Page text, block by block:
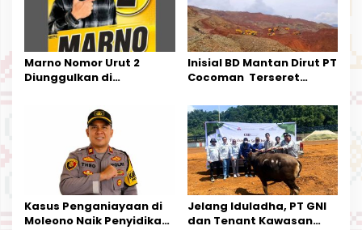
s
Marno Nomor Urut 2
Diunggulkan di
Kesederhanaannya Jadi
Harapan Warga
Inisial BD Mantan Dirut PT
Cocoman Terseret
Tata Kelola Tambang
Kalimantan Barat
Kasus Penganiayaan di
Moleono Naik Penyidikan,
Jelang Iduladha, PT GNI
dan Tenant Kawasan